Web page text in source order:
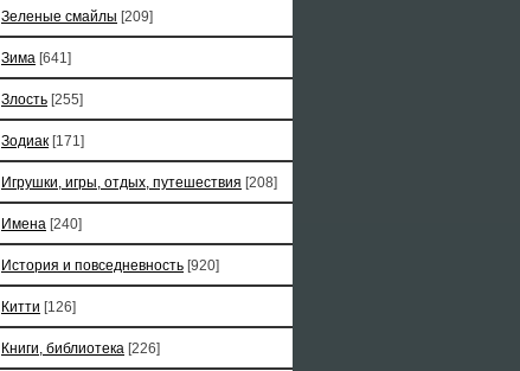
Зеленые смайлы [209]
Зима [641]
Злость [255]
Зодиак [171]
Игрушки, игры, отдых, путешествия [208]
Имена [240]
История и повседневность [920]
Китти [126]
Книги, библиотека [226]